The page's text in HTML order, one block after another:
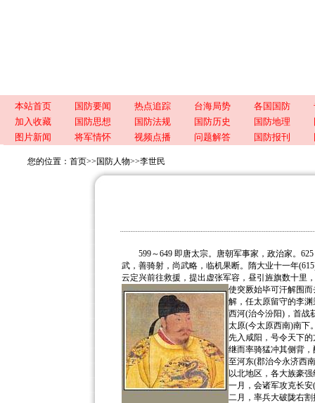
本站首页 国防要闻 热点追踪 台海局势 各国国防
加入收藏
国防思想 国防法规 国防历史 国防地理
图片新闻
将军情怀 视频点播 问题解答 国防报刊
您的位置： 首页>> 国防人物>>李世民
599～649 即唐太宗。唐朝军事家，政治家。625
武，善骑射，尚武略，临机果断。隋大业十一年
云定兴前往救援，提出虚张军容，昼引旌旗数十里
使突厥始毕可汗解围而
解，任太原留守的李
西河(治今汾阳)，首战
太原(今太原西南)南下
先入咸阳，号令天下
继而率骑猛冲其侧背
至河东(郡治今永济西
以北地区，各大族豪
一月，会诸军攻克长
二月，率兵大破陇右